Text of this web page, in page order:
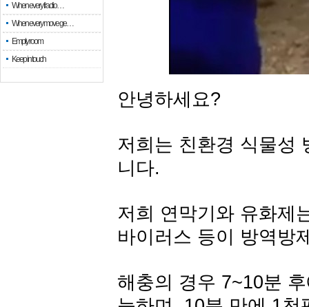
When every fractio…
When every move ge…
Empty room
Keep in touch
안녕하세요?
저희는 친환경 식물성
니다.
저희 연막기와 유화제
바이러스 등이 방역방
해충의 경우 7~10분